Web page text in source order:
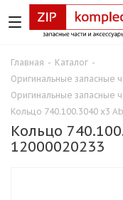
Главная - Каталог -
Оригинальные запасные
Оригинальные запасные
Кольцо 740.100.3040 х3
Кольцо
12000020233